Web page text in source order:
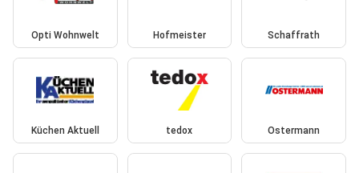
Opti Wohnwelt Hofmeister Schaffrath
Küchen Aktuell tedox Ostermann